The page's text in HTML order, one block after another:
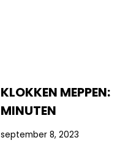
KLOKKEN MEPPEN:
MINUTEN
september 8, 2023